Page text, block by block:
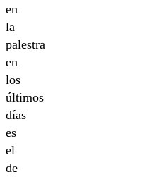
en
la
palestra
en
los
últimos
días
es
el
de